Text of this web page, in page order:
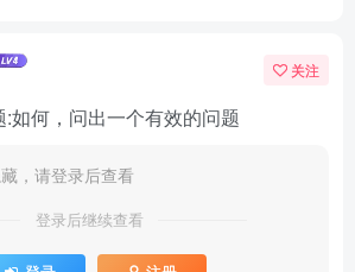
关注
如何，问出一个有效的问题
，请登录后查看
登录后继续查看